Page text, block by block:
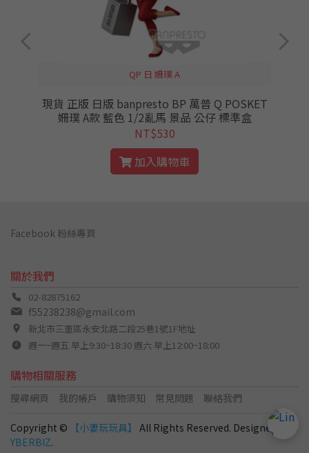
QP 日 姍璞 A
現貨 正版 日版 banpresto BP 萬普 Q POSKET
姍璞 A款 藍色 1/2亂馬 景品 公仔 標準盒
NT$530
加入購物車
關於我們
02-82875162
f55238238@gmail.com
新北市三重區永安北路二段25巷1號1F地址
週一~週五 早上9:30~18:30 週六 早上12:00~18:00
購物相關服務
搜尋網頁 我的帳戶 購物須知 常見問題 聯絡我們
Facebook 粉絲專頁
Copyright © 【小妻玩玩具】 All Rights Reserved. Designed by
C
YBERBIZ.